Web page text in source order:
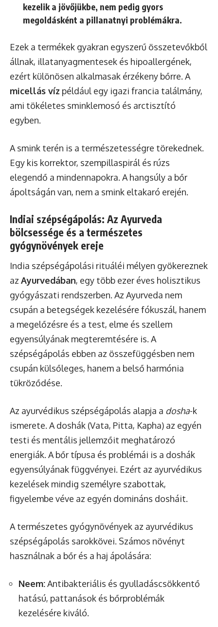
kezelik a jövőjükbe, nem pedig gyors
megoldásként a pillanatnyi problémákra.
Ezek a termékek gyakran egyszerű összetevőkből
állnak, illatanyagmentesek és hipoallergének,
ezért különösen alkalmasak érzékeny bőrre. A
micellás víz például egy igazi francia találmány,
ami tökéletes sminklemosó és arctisztító
egyben.
A smink terén is a természetességre törekednek.
Egy kis korrektor, szempillaspirál és rúzs
elegendő a mindennapokra. A hangsúly a bőr
ápoltságán van, nem a smink eltakaró erején.
Indiai szépségápolás: Az Ayurveda
bölcsessége és a természetes
gyógynövények ereje
India szépségápolási rituáléi mélyen gyökereznek
az Ayurvedában, egy több ezer éves holisztikus
gyógyászati rendszerben. Az Ayurveda nem
csupán a betegségek kezelésére fókuszál, hanem
a megelőzésre és a test, elme és szellem
egyensúlyának megteremtésére is. A
szépségápolás ebben az összefüggésben nem
csupán külsőleges, hanem a belső harmónia
tükröződése.
Az ayurvédikus szépségápolás alapja a dosha-k
ismerete. A doshák (Vata, Pitta, Kapha) az egyén
testi és mentális jellemzőit meghatározó
energiák. A bőr típusa és problémái is a doshák
egyensúlyának függvényei. Ezért az ayurvédikus
kezelések mindig személyre szabottak,
figyelembe véve az egyén domináns dosháit.
A természetes gyógynövények az ayurvédikus
szépségápolás sarokkövei. Számos növényt
használnak a bőr és a haj ápolására:
Neem:Antibakteriális és gyulladáscsökkentő
hatású, pattanások és bőrproblémák
kezelésére kiváló.